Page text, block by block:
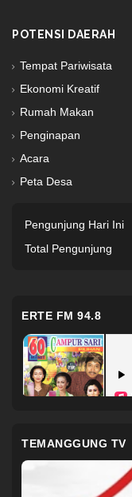
POTENSI DAERAH
Tempat Pariwisata
Ekonomi Kreatif
Rumah Makan
Penginapan
Acara
Peta Desa
Pengunjung Hari Ini
Total Pengunjung
ERTE FM 94.8
TEMANGGUNG TV